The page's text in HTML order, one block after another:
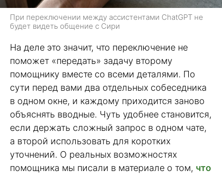
При переключении между ассистентами ChatGPT не
будет видеть общение с Сири
На деле это значит, что переключение не
поможет «передать» задачу второму
помощнику вместе со всеми деталями. По
сути перед вами два отдельных собеседника
в одном окне, и каждому приходится заново
объяснять вводные. Чуть удобнее становится,
если держать сложный запрос в одном чате,
а второй использовать для коротких
уточнений. О реальных возможностях
помощника мы писали в материале о том, что